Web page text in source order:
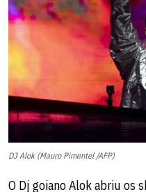
DJ Alok (Mauro Pimentel /AFP)
O Dj goiano Alok abriu os